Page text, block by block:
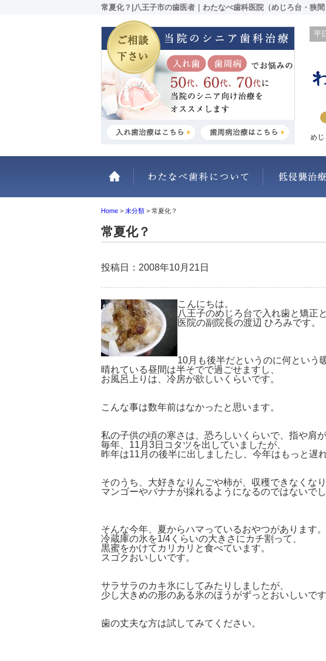
常夏化？|八王子市の歯医者｜わたなべ歯科医院（めじろ台・狭間
平
め
ホーム わたなべ歯科
Home > 未分類 > 常夏化？
常夏化？
投稿日：2008年10月21日
こんにちは。
八王子のめじろ台で入れ歯と矯正
医院の副院長の渡辺 ひろみです。
10月も後半だというのに何という
晴れている昼間は半そでで過ごせますし、
お風呂上りは、冷房が欲しいくらいです。
こんな事は数年前はなかったと思います。
私の子供の頃の寒さは、恐ろしいくらいで、指や肩
毎年、11月3日コタツを出していましたが、
昨年は11月の後半に出しましたし、今年はもっと遅
そのうち、大好きなりんごや柿が、収穫できなくなり
マンゴーやバナナが採れるようになるのではないで
そんな今年、夏からハマっているおやつがあります。
冷蔵庫の氷を1/4くらいの大きさにカチ割って、
黒蜜をかけてカリカリと食べています。
スゴクおいしいです。
サラサラのカキ氷にしてみたりしましたが、
少し大きめの形のある氷のほうがずっとおいしいです
歯の丈夫な方は試してみてください。